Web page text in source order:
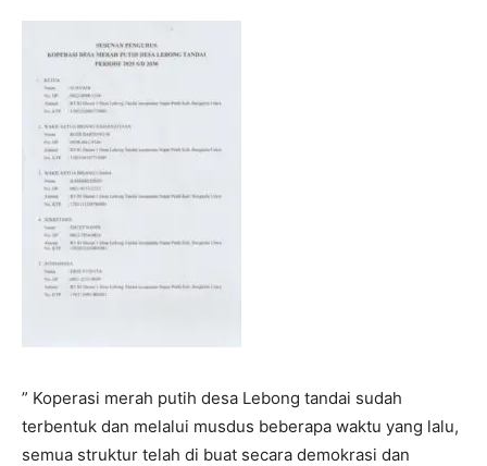
” Koperasi merah putih desa Lebong tandai sudah
terbentuk dan melalui musdus beberapa waktu yang lalu,
semua struktur telah di buat secara demokrasi dan